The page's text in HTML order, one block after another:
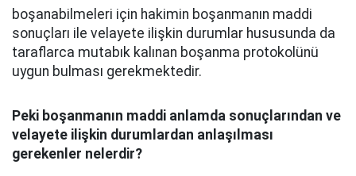
boşanabilmeleri için hakimin boşanmanın maddi
sonuçları ile velayete ilişkin durumlar hususunda da
taraflarca mutabık kalınan boşanma protokolünü
uygun bulması gerekmektedir.
Peki boşanmanın maddi anlamda sonuçlarından ve
velayete ilişkin durumlardan anlaşılması
gerekenler nelerdir?